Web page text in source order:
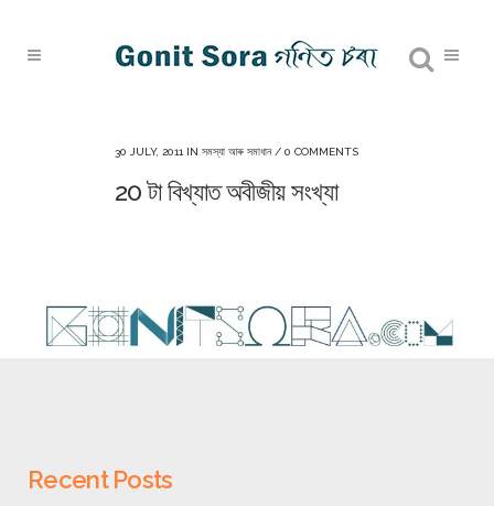
30 JULY, 2011 IN সমস্যা আৰু সমাধান/ 0 COMMENTS
20 টা বিখ্যাত অবীজীয় সংখ্যা
Recent Posts